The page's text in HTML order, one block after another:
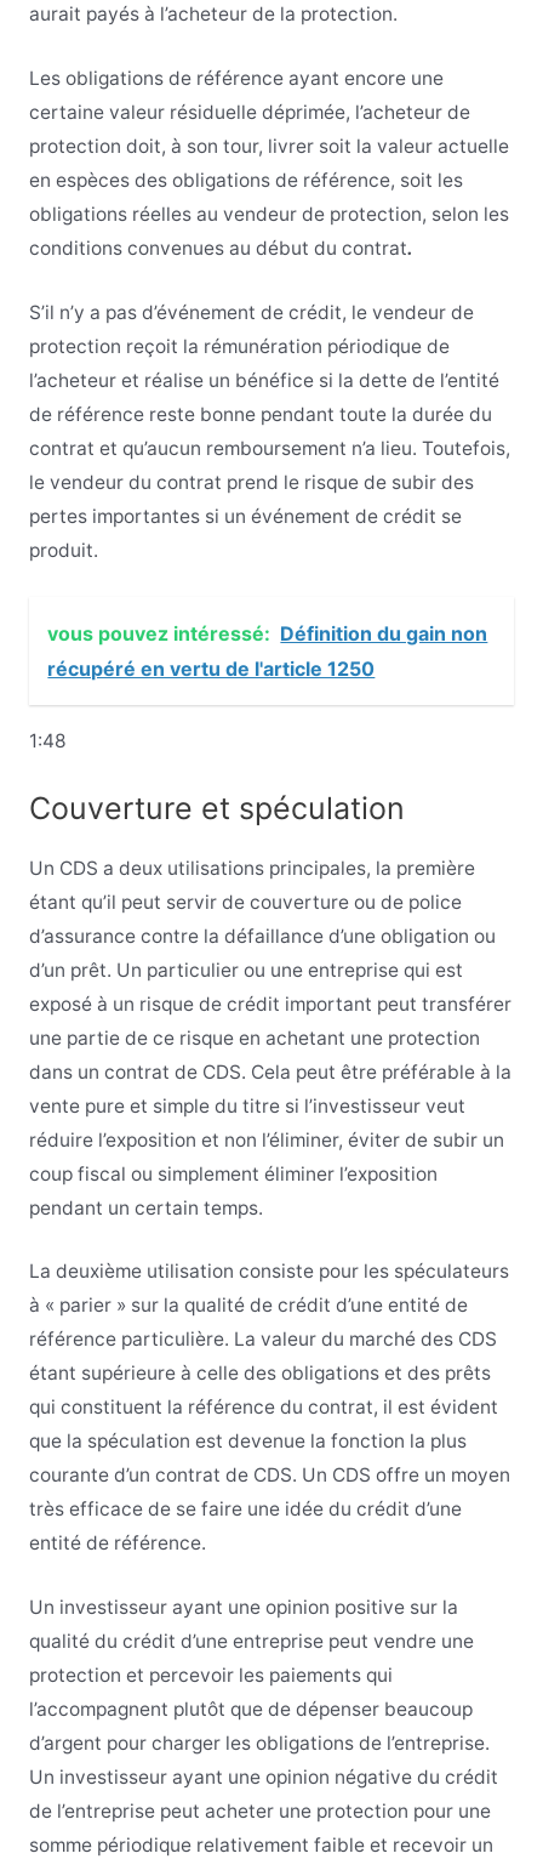
aurait payés à l’acheteur de la protection.
Les obligations de référence ayant encore une
certaine valeur résiduelle déprimée, l’acheteur de
protection doit, à son tour, livrer soit la valeur actuelle
en espèces des obligations de référence, soit les
obligations réelles au vendeur de protection, selon les
conditions convenues au début du contrat.
S’il n’y a pas d’événement de crédit, le vendeur de
protection reçoit la rémunération périodique de
l’acheteur et réalise un bénéfice si la dette de l’entité
de référence reste bonne pendant toute la durée du
contrat et qu’aucun remboursement n’a lieu. Toutefois,
le vendeur du contrat prend le risque de subir des
pertes importantes si un événement de crédit se
produit.
vous pouvez intéressé: Définition du gain non
récupéré en vertu de l'article 1250
1:48
Couverture et spéculation
Un CDS a deux utilisations principales, la première
étant qu’il peut servir de couverture ou de police
d’assurance contre la défaillance d’une obligation ou
d’un prêt. Un particulier ou une entreprise qui est
exposé à un risque de crédit important peut transférer
une partie de ce risque en achetant une protection
dans un contrat de CDS. Cela peut être préférable à la
vente pure et simple du titre si l’investisseur veut
réduire l’exposition et non l’éliminer, éviter de subir un
coup fiscal ou simplement éliminer l’exposition
pendant un certain temps.
La deuxième utilisation consiste pour les spéculateurs
à « parier » sur la qualité de crédit d’une entité de
référence particulière. La valeur du marché des CDS
étant supérieure à celle des obligations et des prêts
qui constituent la référence du contrat, il est évident
que la spéculation est devenue la fonction la plus
courante d’un contrat de CDS. Un CDS offre un moyen
très efficace de se faire une idée du crédit d’une
entité de référence.
Un investisseur ayant une opinion positive sur la
qualité du crédit d’une entreprise peut vendre une
protection et percevoir les paiements qui
l’accompagnent plutôt que de dépenser beaucoup
d’argent pour charger les obligations de l’entreprise.
Un investisseur ayant une opinion négative du crédit
de l’entreprise peut acheter une protection pour une
somme périodique relativement faible et recevoir un